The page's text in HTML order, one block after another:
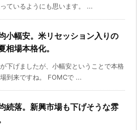
ているようにも思います。 ...
小幅安。米リセッション入りの
相場本格化。
下げましたが、小幅安ということで本格
到来ですね。 FOMCで ...
続落。新興市場も下げそうな雰